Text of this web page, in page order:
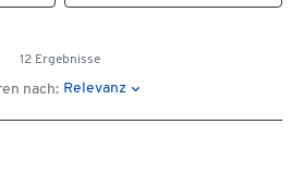
12 Ergebnisse
nach: Relevanz